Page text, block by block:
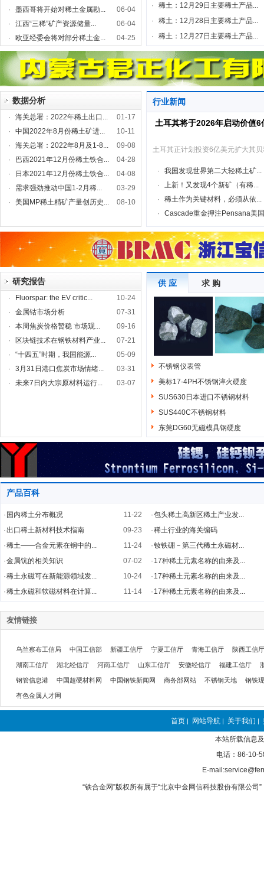
·
墨西哥将开始对稀土金属勘...
06-04
·
江西“三稀”矿产资源储量...
06-04
·
欧亚经委会将对部分稀土金... 04-25
·
稀土：12月29日主要稀土产品...
·
稀土：12月28日主要稀土产品...
·
稀土：12月27日主要稀土产品...
数据分析
· 海关总署：2022年稀土出口...
01-17
·
中国2022年8月份稀土矿进...
10-11
·
海关总署：2022年8月及1-8...
09-08
·
巴西2021年12月份稀土铁合...
04-28
·
日本2021年12月份稀土铁合...
04-08
·
需求强劲推动中国1-2月稀...
03-29
·
美国MP稀土精矿产量创历史... 08-10
行业新闻
土耳其将于2026年启动价值
土耳其正计划投资6亿美元扩大其
·
我国发现世界第二大轻稀土矿...
·
上新！又发现4个新矿（有稀...
·
稀土作为关键材料，必须从依...
·
Cascade重金押注Pensana美
研究报告
· Fluorspar: the EV critic...
10-24
·
金属钴市场分析
07-31
·
本周焦炭价格暂稳 市场观...
09-16
·
区块链技术在钢铁材料产业...
07-21
·
“十四五”时期，我国能源...
05-09
·
3月31日港口焦炭市场情绪...
03-31
·
未来7日内大宗原材料运行... 03-07
供 应 求 购
不锈钢仪表管
美标17-4PH不锈钢淬火硬度
SUS630日本进口不锈钢材料
SUS440C不锈钢材料
东莞DG60无磁模具钢硬度
产品百科
· 国内稀土分布概况
11-22
·出口稀土新材料技术指南
09-23
·稀土——合金元素在钢中的...
11-24
·金属钪的相关知识
07-02
·稀土永磁可在新能源领域发...
10-24
·稀土永磁和软磁材料在计算... 11-14
·包头稀土高新区稀土产业发...
·稀土行业的海关编码
·钕铁硼－第三代稀土永磁材...
· 17种稀土元素名称的由来及...
· 17种稀土元素名称的由来及...
· 17种稀土元素名称的由来及...
友情链接
乌兰察布工信局 中国工信部 新疆工信厅 宁夏工信厅 青海工信厅 陕西工信厅
湖南工信厅 湖北经信厅 河南工信厅 山东工信厅 安徽经信厅 福建工信厅
钢管信息港 中国超硬材料网 中国钢铁新闻网 商务部网站 不锈钢天地 钢铁
有色金属人才网
首页 | 网站导航 | 关于我们 |
本站所载信息
电话：86-10-
E-
“铁合金网”版权所有属于“北京中金网信科技股份有限公司